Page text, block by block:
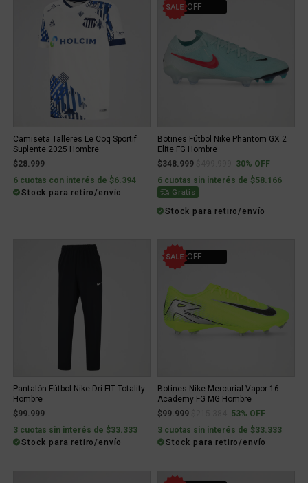
Camiseta Talleres Le Coq Sportif
Suplente 2025 Hombre
$28.999
6 cuotas con interés de $6.394
Stock para retiro/envío
30% OFF
Botines Fútbol Nike Phantom GX 2
Elite FG Hombre
$348.999
Price reduced from
to30% OFF
6 cuotas sin interés de $58.166
Gratis
Stock para retiro/envío
Pantalón Fútbol Nike Dri-FIT Totality
Hombre
$99.999
3 cuotas sin interés de $33.333
Stock para retiro/envío
53% OFF
Botines Nike Mercurial Vapor 16
Academy FG MG Hombre
$99.999
Price reduced from
to53% OFF
3 cuotas sin interés de $33.333
Stock para retiro/envío